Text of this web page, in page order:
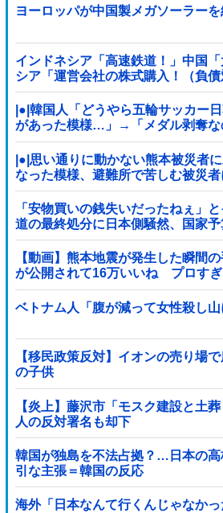
ｗｗｗｗ
ヨーロッパが中国製メガソーラー
インドネシア「高速鉄道！」中国
シア「運営会社の株式購入！（負
（巨額負債」インドネシア「
止」→
|●|韓国人「どうやら五輪サッカー
があった模様…」→「メダル剥奪な
ﾙ」＝韓国の反応
|●|思い通りに動かない熊本被災者
なった模様、避難所で苦しむ被災
「安物買いの銭失いだったねぇ」
道の最終処分に日本側騒然、国家
と何が財源なんだ？
【動画】熊本地震が発生した瞬間
が公開されて16万いいね プロすぎ
る
ベトナム人「腹が減って女性殺し山
【移民政策反対】イオンの売り場
の子供
【炎上】藤沢市「モスク建設と土
人の反対署名も却下
韓国が独島を不法占拠？…日本の
引な主張＝韓国の反応
海外「日本なんて行くんじゃなか